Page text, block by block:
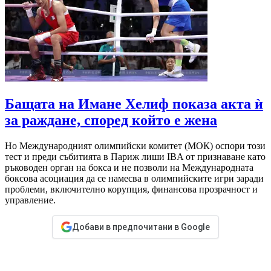
Бащата на Имане Хелиф показа акта ѝ
за раждане, според който е жена
Но Международният олимпийски комитет (МОК) оспори този
тест и преди събитията в Париж лиши IBA от признаване като
ръководен орган на бокса и не позволи на Международната
боксова асоциация да се намесва в олимпийските игри заради
проблеми, включително корупция, финансова прозрачност и
управление.
Добави в предпочитани в Google